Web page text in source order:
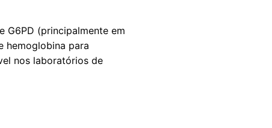
G6PD (principalmente em
hemoglobina para
nos laboratórios de